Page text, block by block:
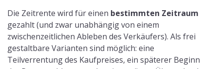
Die Zeitrente wird für einen bestimmten Zeitraum
gezahlt (und zwar unabhängig von einem
zwischenzeitlichen Ableben des Verkäufers). Als frei
gestaltbare Varianten sind möglich: eine
Teilverrentung des Kaufpreises, ein späterer Beginn